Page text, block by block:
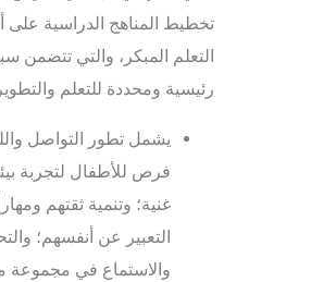
تخطيط المناهج الدراسية على
التعلم المبكر، والتي تتضمن
رئيسية ومحددة للتعلم
يشمل تطور التواصل
فرص للأطفال لتجربة
غنية؛ وتنمية ثقتهم
التعبير عن أنفسهم؛
والاستماع في مجموعة